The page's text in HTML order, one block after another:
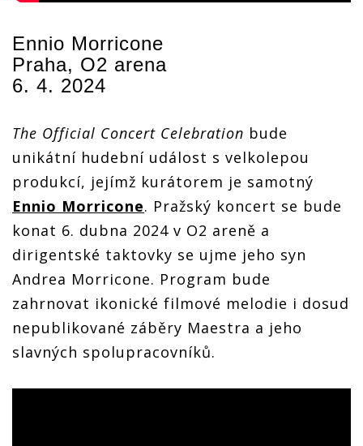
Ennio Morricone
Praha, O2 arena
6. 4. 2024
The Official Concert Celebration bude
unikátní hudební událost s velkolepou
produkcí, jejímž kurátorem je samotný
Ennio Morricone. Pražský koncert se bude
konat 6. dubna 2024 v O2 areně a
dirigentské taktovky se ujme jeho syn
Andrea Morricone. Program bude
zahrnovat ikonické filmové melodie i dosud
nepublikované záběry Maestra a jeho
slavných spolupracovníků.